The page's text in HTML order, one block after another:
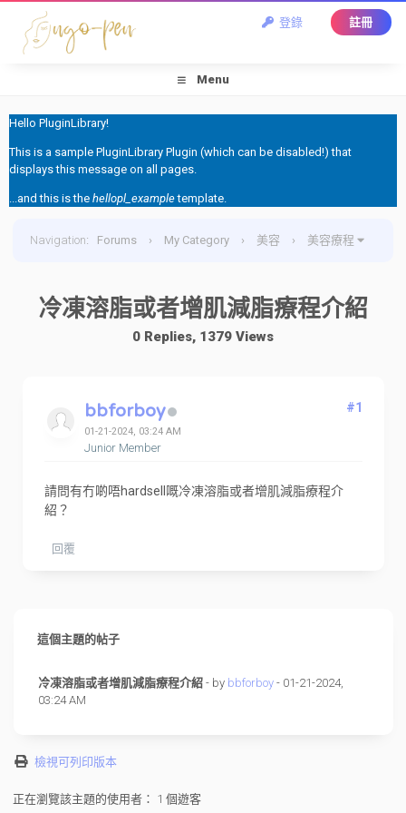
登錄 註冊
Menu
Hello PluginLibrary!
This is a sample PluginLibrary Plugin (which can be disabled!) that
displays this message on all pages.
...and this is the hellopl_exampletemplate.
Navigation: Forums › My Category › 美容 › 美容療程
冷凍溶脂或者增肌減脂療程介紹
0 Replies, 1379 Views
bbforboy
01-21-2024, 03:24 AM
Junior Member
#1
請問有冇啲唔hardsell嘅冷凍溶脂或者增肌減脂療程介
紹？
回覆
這個主題的帖子
冷凍溶脂或者增肌減脂療程介紹 - by bbforboy - 01-21-2024,
03:24 AM
檢視可列印版本
正在瀏覽該主題的使用者： 1 個遊客